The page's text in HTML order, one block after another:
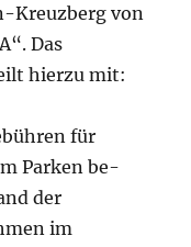
Kreuzberg von
Das
hierzu mit:
für
Parken be-
der
im